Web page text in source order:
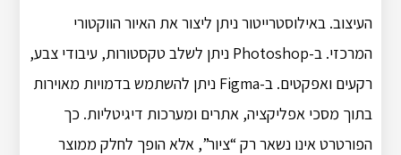
העיצוב. באילוסטרייטור ניתן ליצור את האיור הווקטורי
המרכזי. ב-Photoshop ניתן לשלב טקסטורות, עיבודי צבע,
רקעים ואפקטים. ב-Figma ניתן להשתמש בדמויות מאוירות
בתוך מסכי אפליקציה, אתרים ומערכות דיגיטליות. כך
הפורטרט אינו נשאר רק “ציור”, אלא הופך לחלק ממוצר